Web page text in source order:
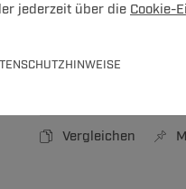
jederzeit über die Cookie-
Vergleichen